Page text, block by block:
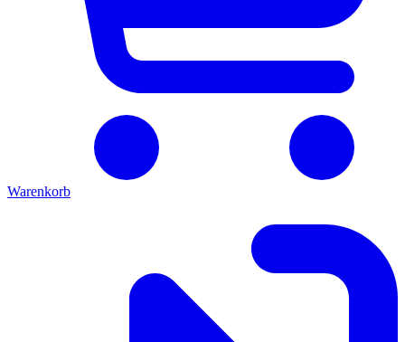
Warenkorb